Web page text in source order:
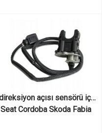
Seat Cordoba Skoda Fabia